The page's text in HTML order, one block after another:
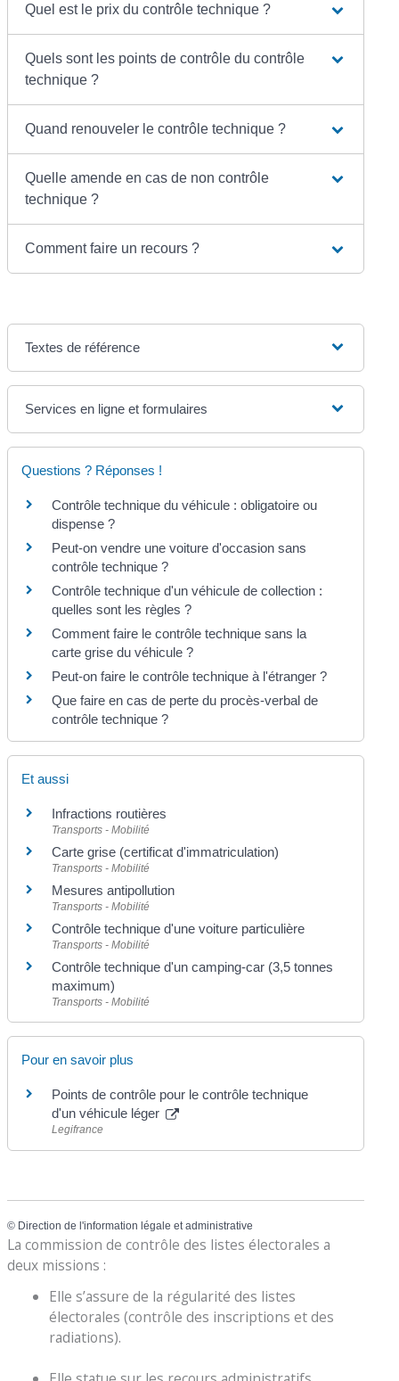
Quel est le prix du contrôle technique ?
Quels sont les points de contrôle du contrôle
technique ?
Quand renouveler le contrôle technique ?
Quelle amende en cas de non contrôle
technique ?
Comment faire un recours ?
Textes de référence
Services en ligne et formulaires
Questions ? Réponses !
Contrôle technique du véhicule : obligatoire ou
dispense ?
Peut-on vendre une voiture d'occasion sans
contrôle technique ?
Contrôle technique d'un véhicule de collection :
quelles sont les règles ?
Comment faire le contrôle technique sans la
carte grise du véhicule ?
Peut-on faire le contrôle technique à l'étranger ?
Que faire en cas de perte du procès-verbal de
contrôle technique ?
Et aussi
Infractions routières
Transports - Mobilité
Carte grise (certificat d'immatriculation)
Transports - Mobilité
Mesures antipollution
Transports - Mobilité
Contrôle technique d'une voiture particulière
Transports - Mobilité
Contrôle technique d'un camping-car (3,5 tonnes
maximum)
Transports - Mobilité
Pour en savoir plus
Points de contrôle pour le contrôle technique
d'un véhicule léger
Legifrance
© Direction de l'information légale et administrative
La commission de contrôle des listes électorales a
deux missions :
Elle s’assure de la régularité des listes
électorales (contrôle des inscriptions et des
radiations).